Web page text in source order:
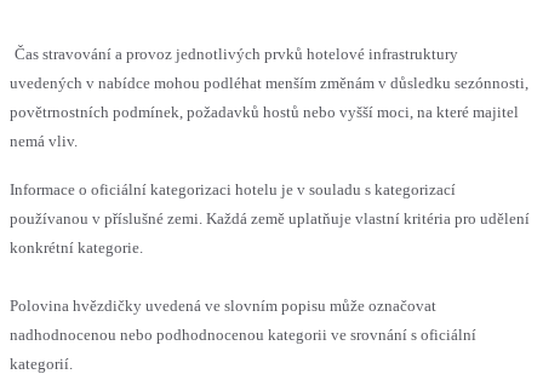
Čas stravování a provoz jednotlivých prvků hotelové infrastruktury
uvedených v nabídce mohou podléhat menším změnám v důsledku sezónnosti,
povětrnostních podmínek, požadavků hostů nebo vyšší moci, na které majitel
nemá vliv.
Informace o oficiální kategorizaci hotelu je v souladu s kategorizací
používanou v příslušné zemi. Každá země uplatňuje vlastní kritéria pro udělení
konkrétní kategorie.
Polovina hvězdičky uvedená ve slovním popisu může označovat
nadhodnocenou nebo podhodnocenou kategorii ve srovnání s oficiální
kategorií.